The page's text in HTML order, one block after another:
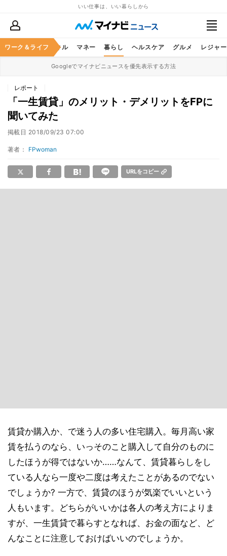
いい仕事は、いい暮らしから
ワーク＆ライフ
ア ビジネススキル マネー 暮らし ヘルスケア グルメ レジャー
Googleでマイナビニュースを優先表示する方法
レポート
「一生賃貸」のメリット・デメリットをFPに
聞いてみた
掲載日 2018/09/23 07:00
著者： FPwoman
URLをコピー
賃貸か購入か、で迷う人の多い住宅購入。毎月高い家
賃を払うのなら、いっそのこと購入して自分のものに
したほうが得ではないか……なんて、賃貸暮らしをし
ている人なら一度や二度は考えたことがあるのでない
でしょうか? 一方で、賃貸のほうが気楽でいいという
人もいます。どちらがいいかは各人の考え方によりま
すが、一生賃貸で暮らすとなれば、お金の面など、ど
んなことに注意しておけばいいのでしょうか。